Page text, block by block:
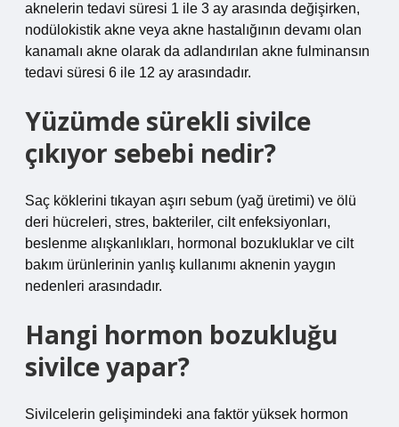
aknelerin tedavi süresi 1 ile 3 ay arasında değişirken,
nodülokistik akne veya akne hastalığının devamı olan
kanamalı akne olarak da adlandırılan akne fulminansın
tedavi süresi 6 ile 12 ay arasındadır.
Yüzümde sürekli sivilce
çıkıyor sebebi nedir?
Saç köklerini tıkayan aşırı sebum (yağ üretimi) ve ölü
deri hücreleri, stres, bakteriler, cilt enfeksiyonları,
beslenme alışkanlıkları, hormonal bozukluklar ve cilt
bakım ürünlerinin yanlış kullanımı aknenin yaygın
nedenleri arasındadır.
Hangi hormon bozukluğu
sivilce yapar?
Sivilcelerin gelişimindeki ana faktör yüksek hormon